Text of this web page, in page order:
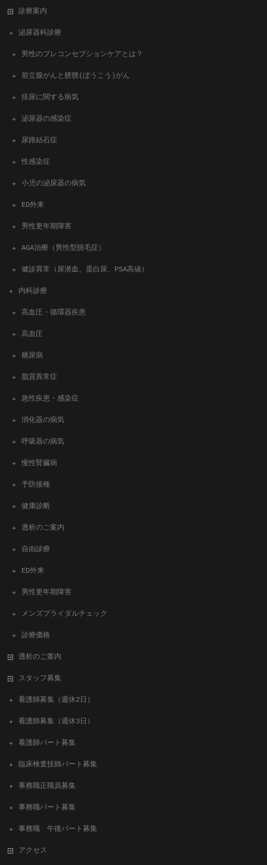
診療案内
泌尿器科診療
男性のプレコンセプションケアとは？
前立腺がんと膀胱(ぼうこう)がん
排尿に関する病気
泌尿器の感染症
尿路結石症
性感染症
小児の泌尿器の病気
ED外来
男性更年期障害
AGA治療（男性型脱毛症）
健診異常（尿潜血、蛋白尿、PSA高値）
内科診療
高血圧・循環器疾患
高血圧
糖尿病
脂質異常症
急性疾患・感染症
消化器の病気
呼吸器の病気
慢性腎臓病
予防接種
健康診断
透析のご案内
自由診療
ED外来
男性更年期障害
メンズブライダルチェック
診療価格
透析のご案内
スタッフ募集
看護師募集（週休2日）
看護師募集（週休3日）
看護師パート募集
臨床検査技師パート募集
事務職正職員募集
事務職パート募集
事務職 午後パート募集
アクセス